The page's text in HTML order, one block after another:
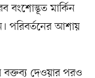
বংশোদ্ভূত মার্কিন
পরিবর্তনের আশায়
বক্তব্য দেওয়ার পরও